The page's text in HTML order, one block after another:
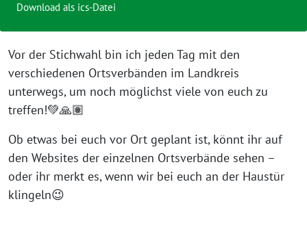
Vor der Stichwahl bin ich jeden Tag mit den
verschiedenen Ortsverbänden im Landkreis
unterwegs, um noch möglichst viele von euch zu
treffen!💚🙏🏽
Ob etwas bei euch vor Ort geplant ist, könnt ihr auf
den Websites der einzelnen Ortsverbände sehen –
oder ihr merkt es, wenn wir bei euch an der Haustür
klingeln😉
Download als ics-Datei